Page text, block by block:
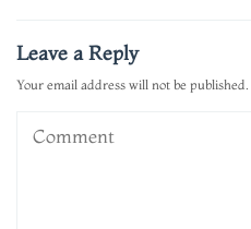
Leave a Reply
Your email address will not be published.